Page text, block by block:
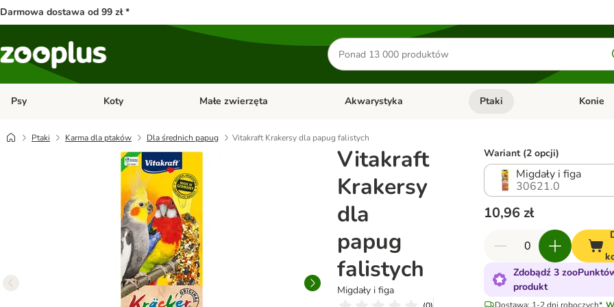
Darmowa dostawa od 99 zł *
Szukaj
produktów
Psy Otwórz menu kategorii: Psy
Koty Otwórz menu kategorii: Koty
Małe zwierzęta Otwórz menu kategorii: Małe zwierzęta
Akwarystyka Otwórz menu kategorii:
Ptaki Otwórz
Konie
Ptaki Karma dla ptaków Dla średnich papug Vitakraft Krakersy dla papug falistych
Vitakraft
Krakersy
dla
papug
falistych
Migdały i figa
Wariant (2 opcji)
Migdały i figa
30621.0
10,96 zł
Zdobądź 3
produkt